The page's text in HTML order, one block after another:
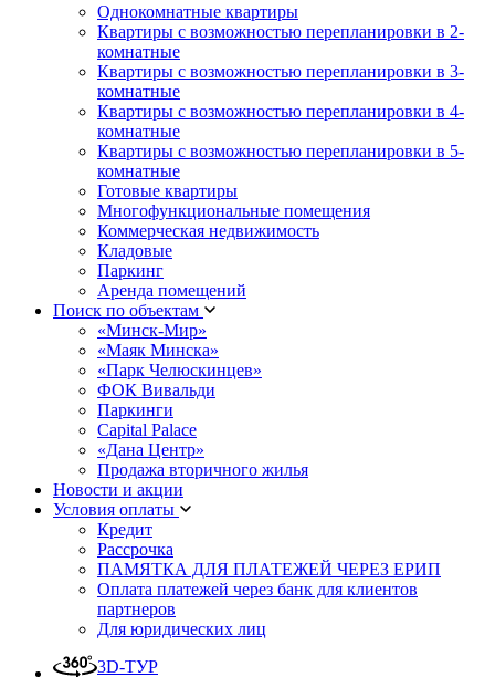
Однокомнатные квартиры
Квартиры с возможностью перепланировки в 2-
комнатные
Квартиры с возможностью перепланировки в 3-
комнатные
Квартиры с возможностью перепланировки в 4-
комнатные
Квартиры с возможностью перепланировки в 5-
комнатные
Готовые квартиры
Многофункциональные помещения
Коммерческая недвижимость
Кладовые
Паркинг
Аренда помещений
Поиск по объектам
«Минск-Мир»
«Маяк Минска»
«Парк Челюскинцев»
ФОК Вивальди
Паркинги
Capital Palace
«Дана Центр»
Продажа вторичного жилья
Новости и акции
Условия оплаты
Кредит
Рассрочка
ПАМЯТКА ДЛЯ ПЛАТЕЖЕЙ ЧЕРЕЗ ЕРИП
Оплата платежей через банк для клиентов
партнеров
Для юридических лиц
3D-ТУР